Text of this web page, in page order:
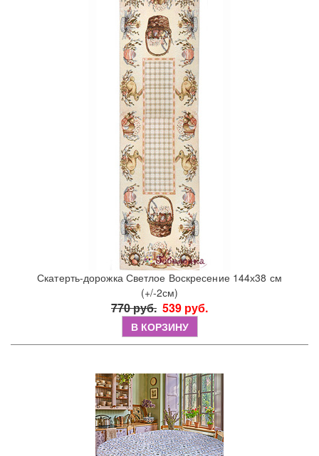
Скатерть-дорожка Светлое Воскресение 144х38 см
(+/-2см)
770 руб. 539 руб.
В КОРЗИНУ